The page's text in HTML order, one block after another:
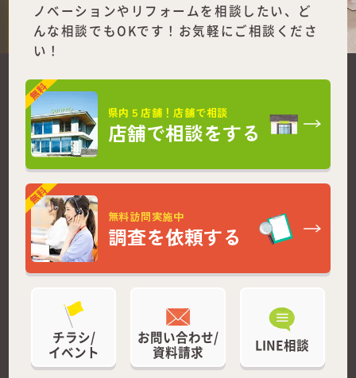
ノベーションやリフォームを相談したい、ど
んな相談でもOKです！お気軽にご相談くださ
い！
県内５店舗！店舗で相談
店舗で相談をする
無料訪問実施中
調査を依頼する
チラシ/
イベント
お問い合わせ/
資料請求
LINE相談